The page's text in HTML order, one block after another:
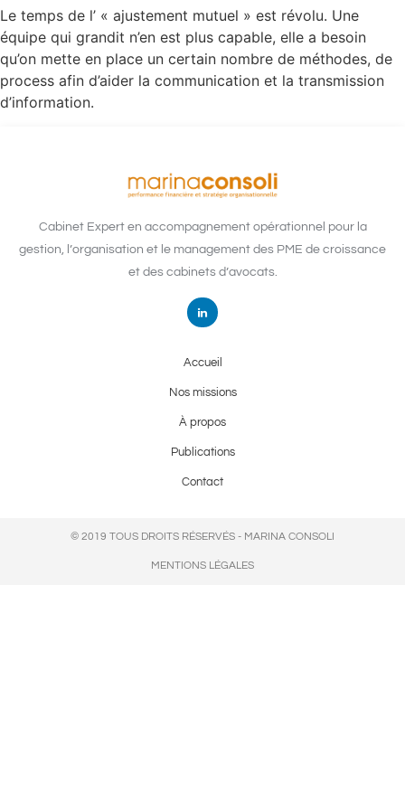
Le temps de l’ « ajustement mutuel » est révolu. Une
équipe qui grandit n’en est plus capable, elle a besoin
qu’on mette en place un certain nombre de méthodes, de
process afin d’aider la communication et la transmission
d’information.
Cabinet Expert en accompagnement opérationnel pour la
gestion, l’organisation et le management des PME de croissance
et des cabinets d’avocats.
Accueil
Nos missions
À propos
Publications
Contact
© 2019 TOUS DROITS RÉSERVÉS - MARINA CONSOLI
MENTIONS LÉGALES